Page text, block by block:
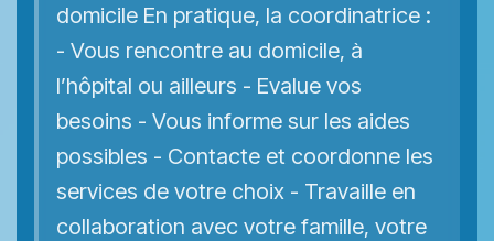
domicile En pratique, la coordinatrice :
- Vous rencontre au domicile, à
l’hôpital ou ailleurs - Evalue vos
besoins - Vous informe sur les aides
possibles - Contacte et coordonne les
services de votre choix - Travaille en
collaboration avec votre famille, votre